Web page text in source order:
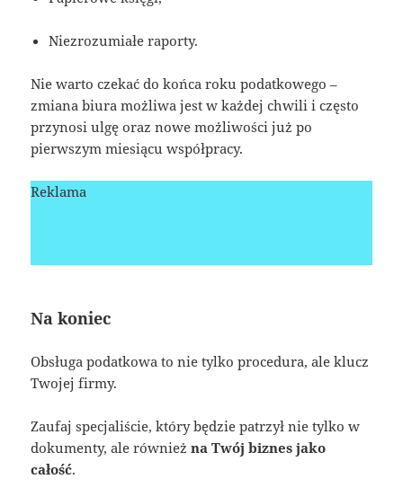
Niezrozumiałe raporty.
Nie warto czekać do końca roku podatkowego –
zmiana biura możliwa jest w każdej chwili i często
przynosi ulgę oraz nowe możliwości już po
pierwszym miesiącu współpracy.
Reklama
Na koniec
Obsługa podatkowa to nie tylko procedura, ale klucz
Twojej firmy.
Zaufaj specjaliście, który będzie patrzył nie tylko w
dokumenty, ale równieżna Twój biznes jako
całość.